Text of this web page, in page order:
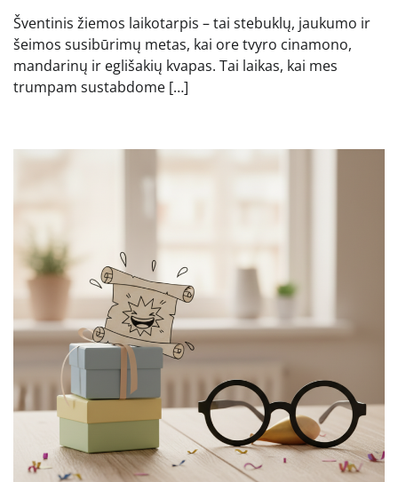
Šventinis žiemos laikotarpis – tai stebuklų, jaukumo ir
šeimos susibūrimų metas, kai ore tvyro cinamono,
mandarinų ir eglišakių kvapas. Tai laikas, kai mes
trumpam sustabdome […]